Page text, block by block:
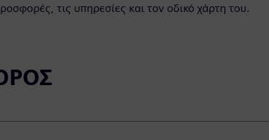
τις υπηρεσίες και τον οδικό χάρτη του.